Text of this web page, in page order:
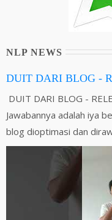
NLP NEWS
DUIT DARI BLOG -
DUIT DARI BLOG -
Jawabannya adalah iya
blog dioptimasi dan